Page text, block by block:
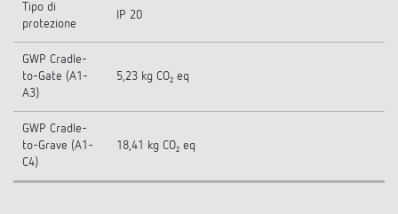
Tipo di
protezione
IP 20
GWP Cradle-
to-Gate (A1-
A3)
5,23 kg CO₂ eq
GWP Cradle-
to-Grave (A1-
C4)
18,41 kg CO₂ eq